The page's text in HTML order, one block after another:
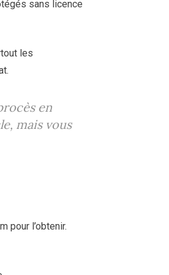
sans licence
les
en
mais vous
pour l’obtenir.